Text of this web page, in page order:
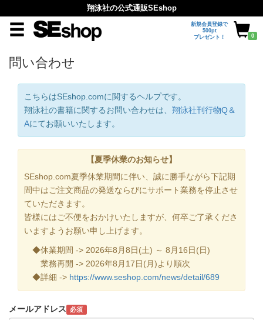
翔泳社の公式通販SEshop
新規会員登録で
500pt
プレゼント！
0
問い合わせ
こちらはSEshop.comに関するヘルプです。
翔泳社の書籍に関するお問い合わせは、 翔泳社刊行物Q＆
Aにてお願いいたします。
【夏季休業のお知らせ】
SEshop.com夏季休業期間に伴い、誠に勝手ながら下記期
間中はご注文商品の発送ならびにサポート業務を停止させ
ていただきます。
皆様にはご不便をおかけいたしますが、何卒ご了承くださ
いますようお願い申し上げます。
◆休業期間 -> 2026年8月8日(土) ～ 8月16日(日)
業務再開 -> 2026年8月17日(月)より順次
◆詳細 -> https://www.seshop.com/news/detail/689
メールアドレス 必須